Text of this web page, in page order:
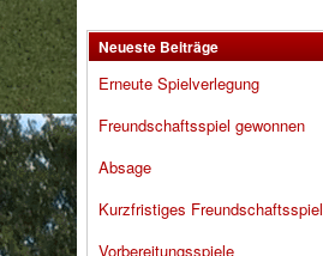
Neueste Beiträge
Erneute Spielverlegung
Freundschaftsspiel gewonnen
Absage
Kurzfristiges Freundschaftsspiel
Vorbereitungsspiele